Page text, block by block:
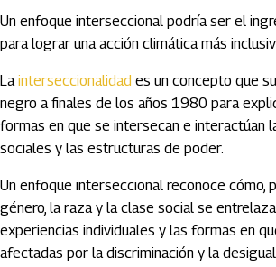
Un enfoque interseccional podría ser el
para lograr una acción climática más
Lainterseccionalidad es un concepto que
negro a finales de los años 1980 para
formas en que se intersecan e interactúan
sociales y las estructuras de poder.
Un enfoque interseccional reconoce cómo,
género, la raza y la clase social se
experiencias individuales y las formas en
afectadas por la discriminación y la